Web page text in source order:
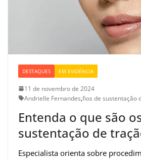
DESTAQUES EM EVIDÊNCIA
11 de novembro de 2024
Andrielle Fernandes,fios de sustentação
Entenda o que são
sustentação de
Especialista orienta sobre